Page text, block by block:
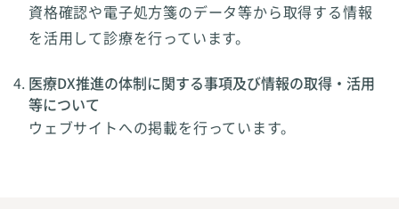
資格確認や電子処方箋のデータ等から取得する情報
を活用して診療を行っています。
医療DX推進の体制に関する事項及び情報の取得・活用
等について
ウェブサイトへの掲載を行っています。